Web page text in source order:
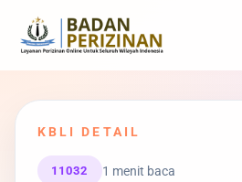
KBLI DETAIL
11032 1 menit baca